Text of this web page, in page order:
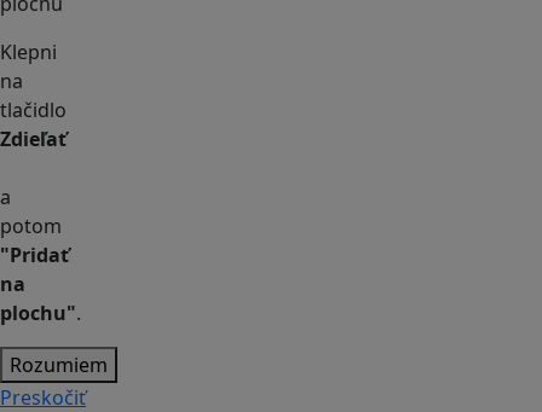
Klepni
na
tlačidlo
Zdieľať
a
potom
"Pridať
na
plochu".
Rozumiem
Preskočiť